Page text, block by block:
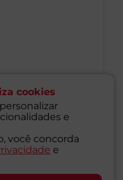
cookies
e
você concorda
e